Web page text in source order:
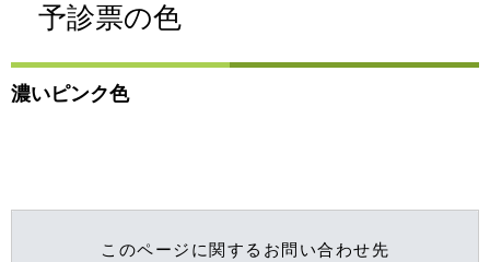
予診票の色
濃いピンク色
このページに関するお問い合わせ先